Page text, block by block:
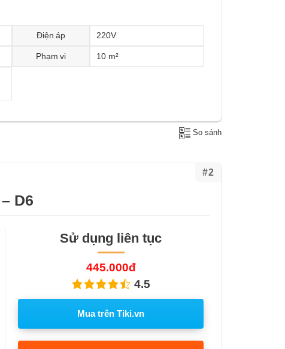
Điện áp 220V
Phạm vi 10 m²
So sánh
#2
D6
Sử dụng liên tục
445.000đ
4.5
Mua trên Tiki.vn